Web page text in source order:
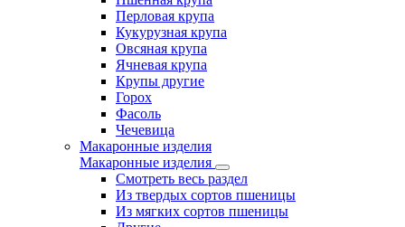
Перловая крупа
Кукурузная крупа
Овсяная крупа
Ячневая крупа
Крупы другие
Горох
Фасоль
Чечевица
Макаронные изделия
Макаронные изделия
Смотреть весь раздел
Из твердых сортов пшеницы
Из мягких сортов пшеницы